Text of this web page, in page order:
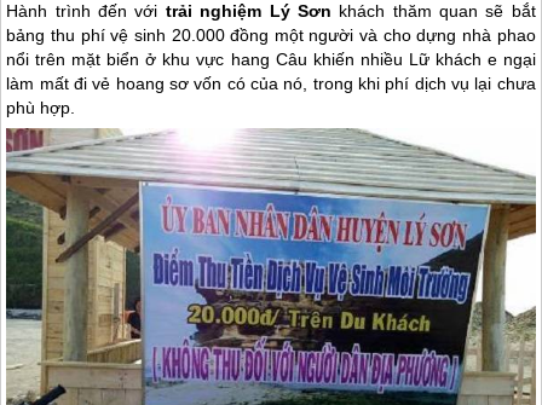
Hành trình đến với trải nghiệm Lý Sơn khách thăm quan sẽ bắt
bảng thu phí vệ sinh 20.000 đồng một người và cho dựng nhà phao
nổi trên mặt biển ở khu vực hang Câu khiến nhiều Lữ khách e ngại
làm mất đi vẻ hoang sơ vốn có của nó, trong khi phí dịch vụ lại chưa
phù hợp.